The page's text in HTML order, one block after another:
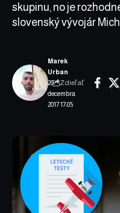
skupinu, no je
slovenský vývojár
20.
decembra
2017 17:05
Marek
Urban
Zdieľať